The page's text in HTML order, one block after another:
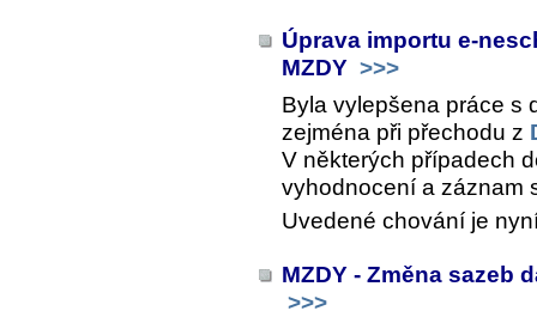
Úprava importu e-
MZDY >>>
Byla vylepšena práce s
zejména při přechodu z
V některých případech
vyhodnocení a záznam
Uvedené chování je
MZDY - Změna sazeb
>>>